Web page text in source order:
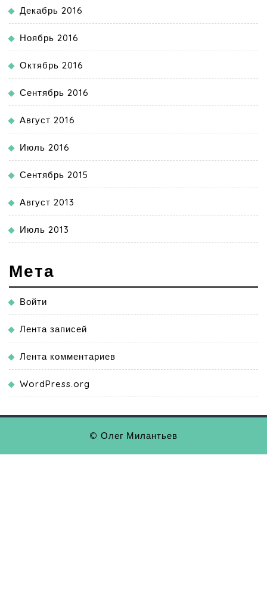
Декабрь 2016
Ноябрь 2016
Октябрь 2016
Сентябрь 2016
Август 2016
Июль 2016
Сентябрь 2015
Август 2013
Июль 2013
Мета
Войти
Лента записей
Лента комментариев
WordPress.org
© Олег Милантьев